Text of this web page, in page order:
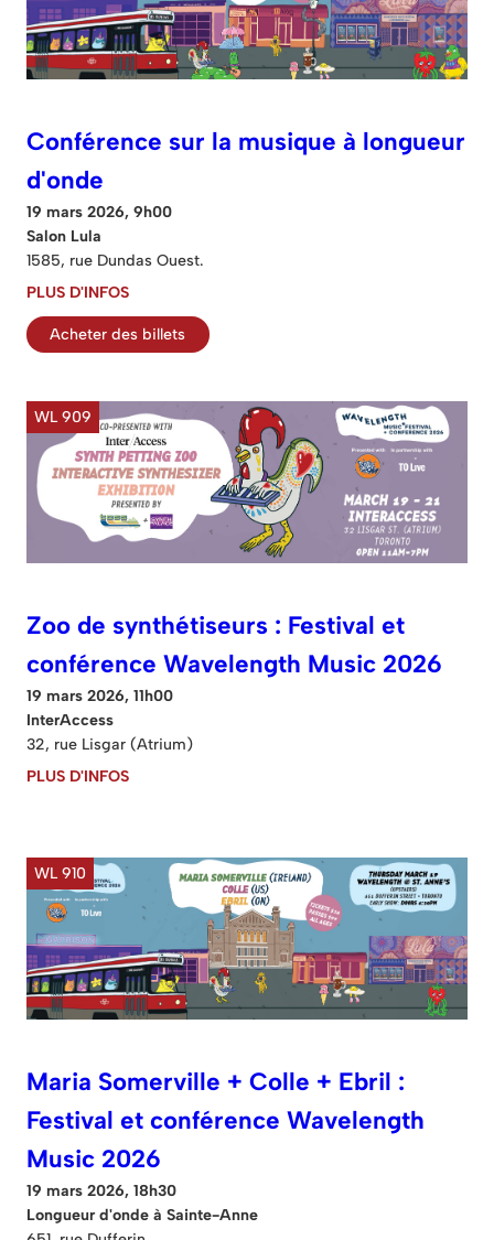
Conférence sur la musique à longueur
d'onde
19 mars 2026, 9h00
Salon Lula
1585, rue Dundas Ouest.
PLUS D'INFOS
Acheter des billets
WL 909
Zoo de synthétiseurs : Festival et
conférence Wavelength Music 2026
19 mars 2026, 11h00
InterAccess
32, rue Lisgar (Atrium)
PLUS D'INFOS
WL 910
Maria Somerville + Colle + Ebril :
Festival et conférence Wavelength
Music 2026
19 mars 2026, 18h30
Longueur d'onde à Sainte-Anne